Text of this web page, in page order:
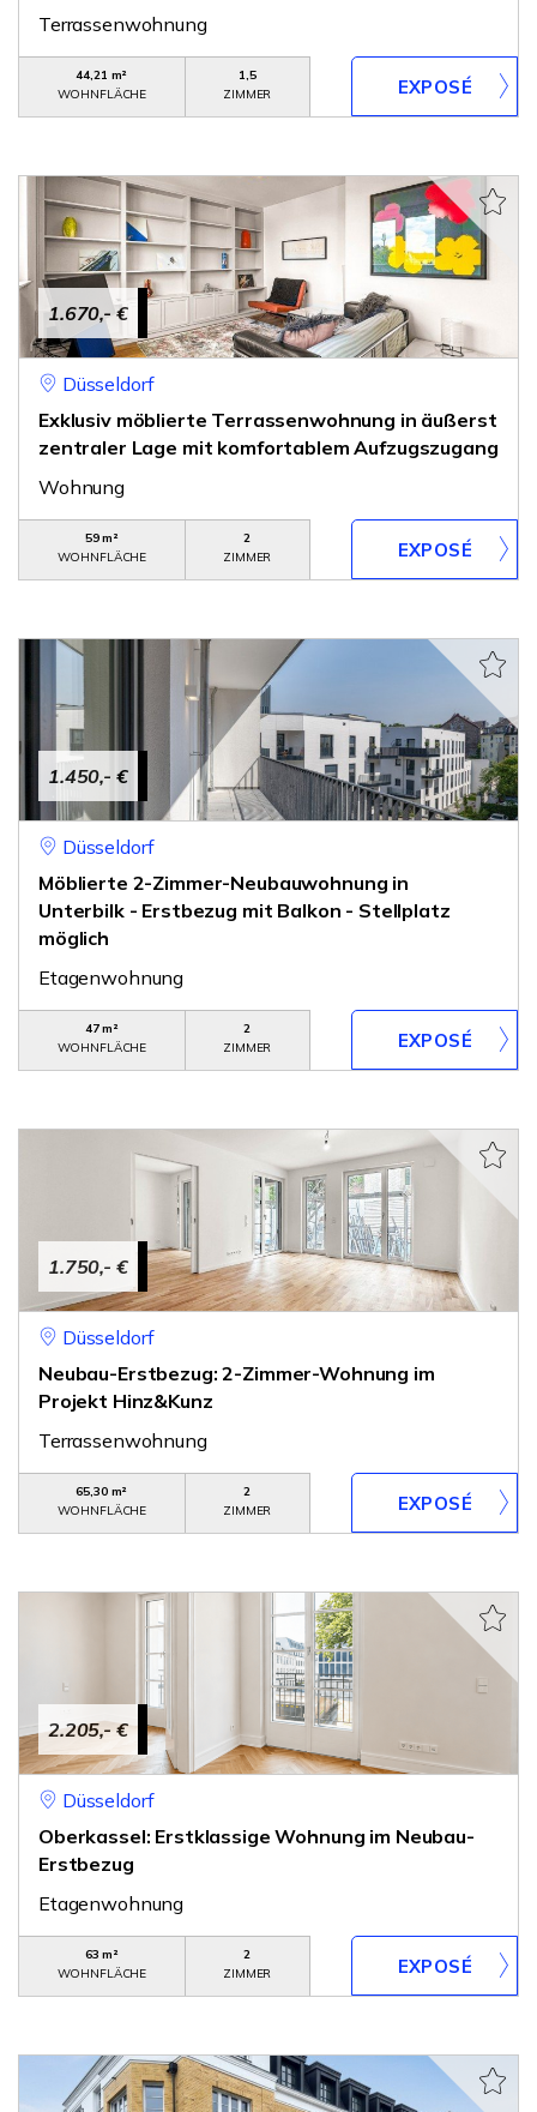
Terrassenwohnung
44,21 m²
WOHNFLÄCHE
1,5
ZIMMER
1.670,- €
Düsseldorf
Exklusiv möblierte Terrassenwohnung in äußerst
zentraler Lage mit komfortablem Aufzugszugang
Wohnung
59 m²
WOHNFLÄCHE
2
ZIMMER
1.450,- €
Düsseldorf
Möblierte 2-Zimmer-Neubauwohnung in
Unterbilk - Erstbezug mit Balkon - Stellplatz
möglich
Etagenwohnung
47 m²
WOHNFLÄCHE
2
ZIMMER
1.750,- €
Düsseldorf
Neubau-Erstbezug: 2-Zimmer-Wohnung im
Projekt Hinz&Kunz
Terrassenwohnung
65,30 m²
WOHNFLÄCHE
2
ZIMMER
2.205,- €
Düsseldorf
Oberkassel: Erstklassige Wohnung im Neubau-
Erstbezug
Etagenwohnung
63 m²
WOHNFLÄCHE
2
ZIMMER